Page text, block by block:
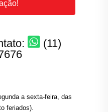
(11)
a sexta-feira, das
feriados).